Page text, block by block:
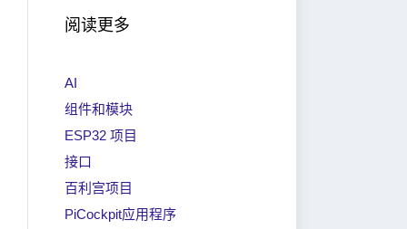
阅读更多
AI
组件和模块
ESP32 项目
接口
百利宫项目
PiCockpit应用程序